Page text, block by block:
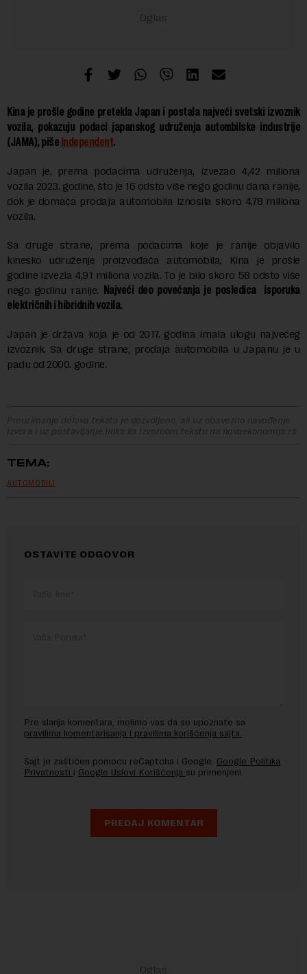
Kina je prošle godine pretekla Japan i postala najveći svetski izvoznik
vozila, pokazuju podaci japanskog udruženja autombilske industrije
(JAMA), piše Independent.
Japan je, prema podacima udruženja, izvezao 4,42 miliona
vozila 2023. godine, što je 16 odsto više nego godinu dana ranije,
dok je domaća prodaja automobila iznosila skoro 4,78 miliona
vozila.
Sa druge strane, prema podacima koje je ranije objavilo
kinesko udruženje proizvođača automobila, Kina je prošle
godine izvezla 4,91 miliona vozila. To je bilo skoro 58 odsto više
nego godinu ranije. Najveći deo povećanja je posledica isporuka
električnih i hibridnih vozila.
Japan je država koja je od 2017. godina imala ulogu najvećeg
izvoznik. Sa druge strane, prodaja automobila u Japanu je u
padu od 2000. godine.
Preuzimanje delova teksta je dozvoljeno, ali uz obavezno navođenje
izvora i uz postavljanje linka ka izvornom tekstu na novaekonomija.rs
TEMA:
AUTOMOBILI
OSTAVITE ODGOVOR
Pre slanja komentara, molimo vas da se upoznate sa
pravilima komentarisanja i pravilima korišćenja sajta.
Sajt je zaštićen pomocu reCaptcha i Google. Google Politika
Privatnosti i Google Uslovi Korišćenja su primenjeni.